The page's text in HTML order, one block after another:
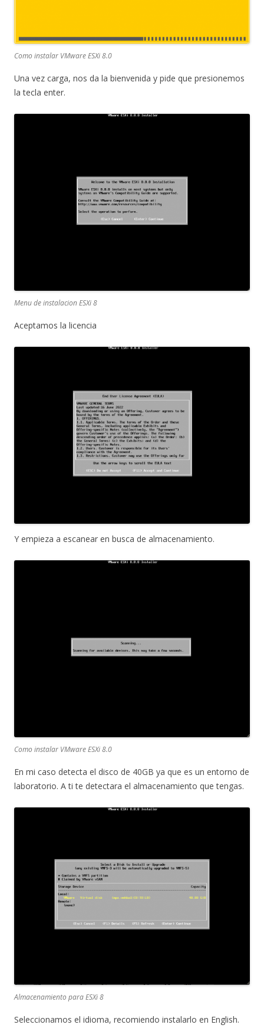
Como instalar VMware ESXi 8.0
Una vez carga, nos da la bienvenida y pide que presionemos
la tecla enter.
Menu de instalacion ESXi 8
Aceptamos la licencia
Y empieza a escanear en busca de almacenamiento.
Como instalar VMware ESXi 8.0
En mi caso detecta el disco de 40GB ya que es un entorno de
laboratorio. A ti te detectara el almacenamiento que tengas.
Almacenamiento para ESXi 8
Seleccionamos el idioma, recomiendo instalarlo en English.